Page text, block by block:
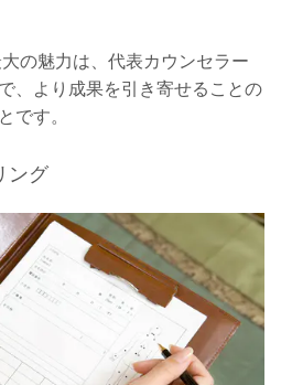
の魅力は、代表カウンセラー
、より成果を引き寄せることの
です。
ング